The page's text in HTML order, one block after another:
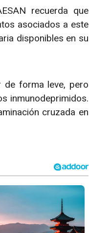
recuerda que
asociados a este
disponibles en su
de forma leve, pero
inmunodeprimidos.
cruzada en